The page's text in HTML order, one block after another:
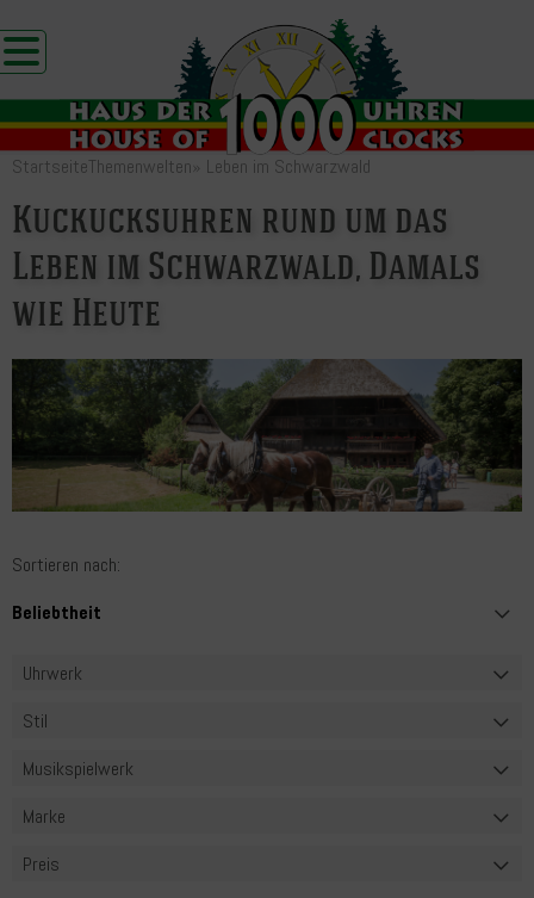
StartseiteThemenwelten» Leben im Schwarzwald
Kuckucksuhren rund um das
Leben im Schwarzwald, Damals
wie Heute
Sortieren nach:
Uhrwerk
Stil
Musikspielwerk
Marke
Preis